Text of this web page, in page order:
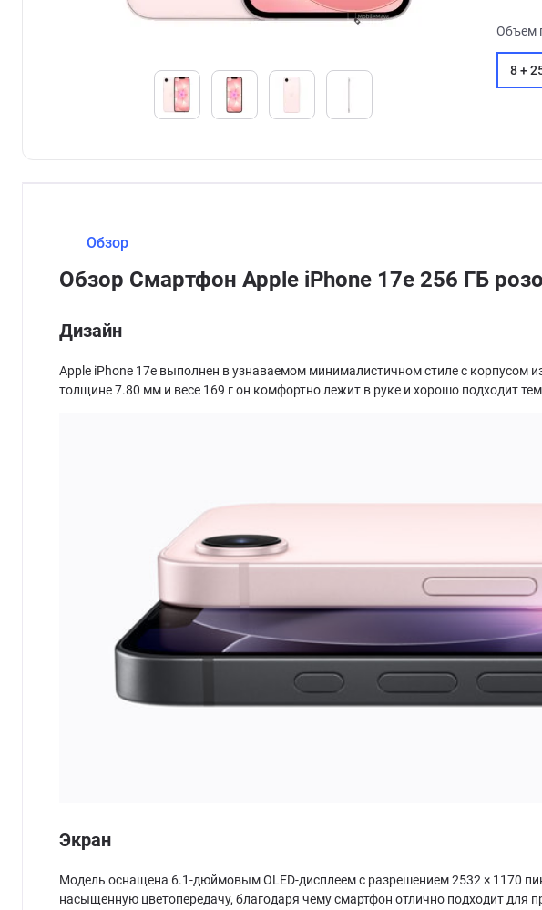
Объем
8 +
Обзор
Обзор Смартфон Apple iPhone 17e 256 ГБ
Дизайн
Apple iPhone 17e выполнен в узнаваемом минималистичном стиле с
толщине 7.80 мм и весе 169 г он комфортно лежит в руке и хорошо подходит
Экран
Модель оснащена 6.1-дюймовым OLED-дисплеем с разрешением 2532 × 1170
насыщенную цветопередачу, благодаря чему смартфон отлично подходит